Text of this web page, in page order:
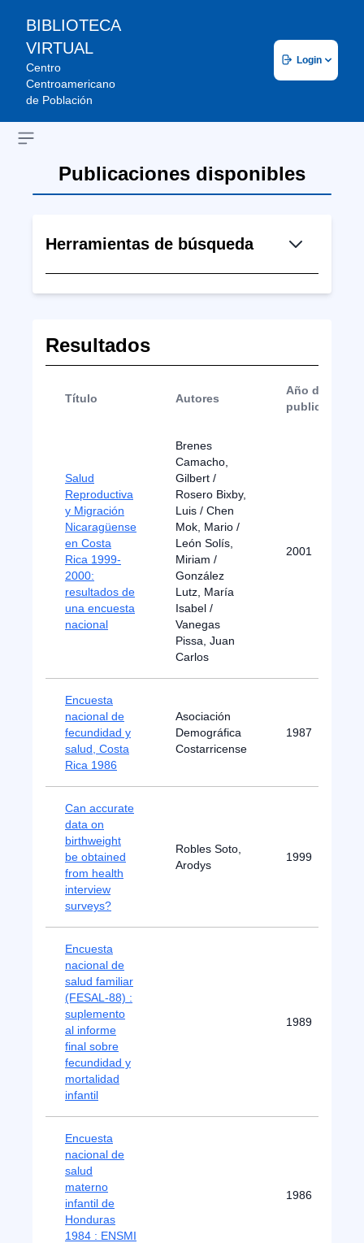
BIBLIOTECA
VIRTUAL
Centro
Centroamericano
de Población
Login
Open sidebar
Publicaciones disponibles
Herramientas de búsqueda
Resultados
Título Autores
Año de
publicación
Salud
Reproductiva
y Migración
Nicaragüense
en Costa
Rica 1999-
2000:
resultados de
una encuesta
nacional
Brenes
Camacho,
Gilbert /
Rosero Bixby,
Luis / Chen
Mok, Mario /
León Solís,
Miriam /
González
Lutz, María
Isabel /
Vanegas
Pissa, Juan
Carlos
2001
Encuesta
nacional de
fecundidad y
salud, Costa
Rica 1986
Asociación
Demográfica
Costarricense
1987
Can accurate
data on
birthweight
be obtained
from health
interview
surveys?
Robles Soto,
Arodys
1999
Encuesta
nacional de
salud familiar
(FESAL-88) :
suplemento
al informe
final sobre
fecundidad y
mortalidad
infantil
1989
Encuesta
nacional de
salud
materno
infantil de
Honduras
1984 : ENSMI
1986